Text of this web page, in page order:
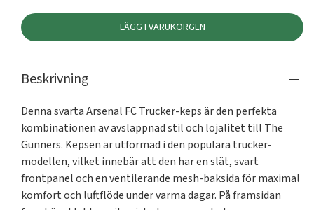
LÄGG I VARUKORGEN
Beskrivning
Denna svarta Arsenal FC Trucker-keps är den perfekta
kombinationen av avslappnad stil och lojalitet till The
Gunners. Kepsen är utformad i den populära trucker-
modellen, vilket innebär att den har en slät, svart
frontpanel och en ventilerande mesh-baksida för maximal
komfort och luftflöde under varma dagar. På framsidan